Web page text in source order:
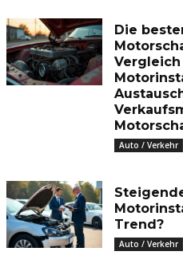
Die
Auto / Verkehr
Trend?
Auto / Verkehr